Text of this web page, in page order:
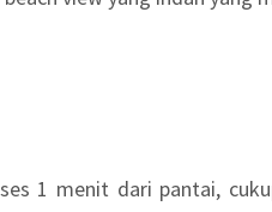
1 menit dari pantai,